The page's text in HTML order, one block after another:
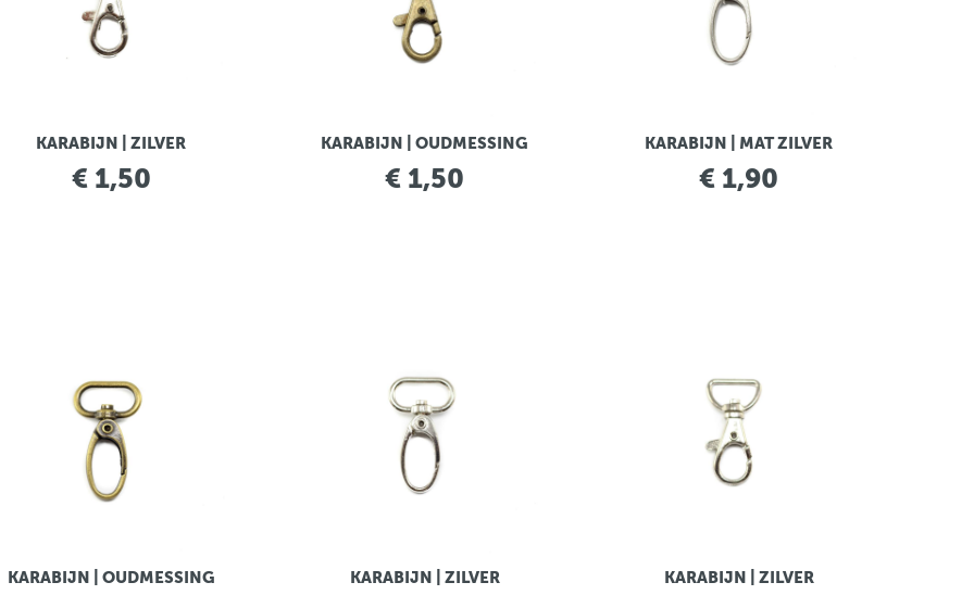
KARABIJN | ZILVER
€ 1,50
KARABIJN | OUDMESSING
€ 1,50
KARABIJN | MAT ZILVER
€ 1,90
KARABIJN | OUDMESSING KARABIJN | ZILVER KARABIJN | ZILVER